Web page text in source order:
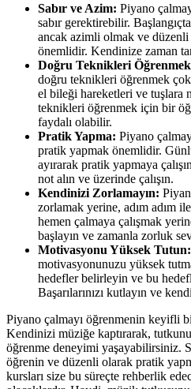
Sabır ve Azim: Piyano
sabır gerektirebilir.
ancak azimli olmak ve
önemlidir. Kendinize zaman
Doğru Teknikleri
doğru teknikleri öğrenmek
el bileği hareketleri ve tuşlara
teknikleri öğrenmek için bir
faydalı olabilir.
Pratik Yapma: Piyano
pratik yapmak önemlidir.
ayırarak pratik yapmaya
not alın ve üzerinde çalışın.
Kendinizi Zorlamayın:
zorlamak yerine, adım adım
hemen çalmaya çalışmak
başlayın ve zamanla zorluk
Motivasyonu Yüksek Tutun:
motivasyonunuzu yüksek
hedefler belirleyin ve bu
Başarılarınızı kutlayın ve
Piyano çalmayı öğrenmenin keyifli
Kendinizi müziğe kaptırarak,
öğrenme deneyimi yaşayabilirsiniz.
öğrenin ve düzenli olarak pratik
kursları size bu süreçte rehberlik